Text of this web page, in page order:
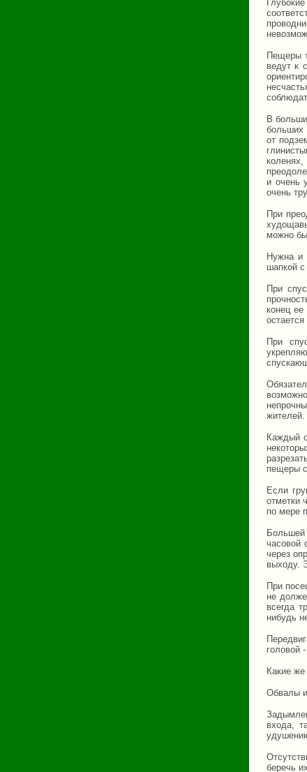
Пещеры
ведут к
В
больших
от
и очень
очень
При
можно
Нужна и
шапкой
При
конец ее
При
жителей.
Каждый
пещеры
Если
отметки
по мере
часовой
через
выходу.
При
не
всегда
нибудь
головой
Какие
Обвалы и
входа,
беречь